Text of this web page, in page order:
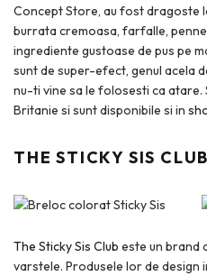
Concept Store, au fost dragoste
burrata cremoasa, farfalle,
ingrediente gustoase de pus pe
sunt de super-efect, genul acela
nu-ti vine sa le folosesti ca atare.
Britanie si sunt disponibile si in
THE STICKY SIS CLUB
The Sticky Sis Club este un brand
varstele. Produsele lor de design